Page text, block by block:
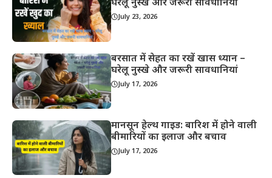
घरेलू नुस्खे और जरूरी सावधानियां
July 23, 2026
बरसात में सेहत का रखें खास ध्यान –
घरेलू नुस्खे और जरूरी सावधानियां
July 17, 2026
मानसून हेल्थ गाइड: बारिश में होने वाली
बीमारियों का इलाज और बचाव
July 17, 2026